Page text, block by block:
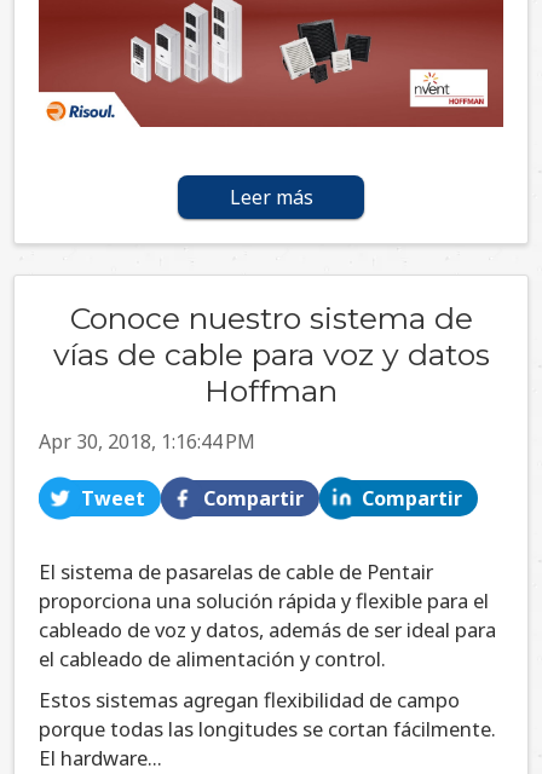
Leer más
Conoce nuestro sistema de
vías de cable para voz y datos
Hoffman
Apr 30, 2018, 1:16:44 PM
Tweet Compartir Compartir
El sistema de pasarelas de cable de Pentair
proporciona una solución rápida y flexible para el
cableado de voz y datos, además de ser ideal para
el cableado de alimentación y control.
Estos sistemas agregan flexibilidad de campo
porque todas las longitudes se cortan fácilmente.
El hardware...